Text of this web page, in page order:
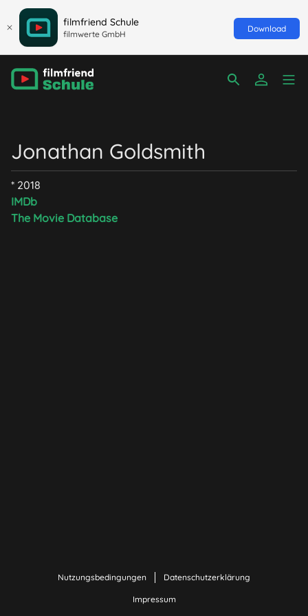
filmfriend Schule
filmwerte GmbH
Download
Jonathan Goldsmith
* 2018
IMDb
The Movie Database
Nutzungsbedingungen Datenschutzerklärung
Impressum